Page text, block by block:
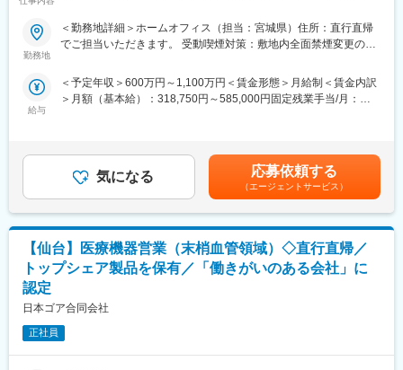
《既設新規先》
分割払いでの取引を提案し、医療機器の円滑な導入や、省エネ設
備の導入など施設運営の効率化をサポートする等、幅広い提案に
当社は医療機器だけではなく、不動産リースや銀行・金融リー
ス、事業コンサルティングなど、クリニックの開業支援や経営に
対して幅広く提案ができるため、当社で完結させることが可能で
【研修体制】
配属店で2ヶ月の研修があり、リースや医療業界の基礎知識、OJT
での外訪・事務処理を習得いただきます。
【おすすめポイント】
医療機関にとって、施設運営に関わる機器や物品などは金額が大
きく経営にも大きな影響を与えます。当社のリース提案を通じ
＼MR経験が活かせます／
これまでMRの方に多く入社頂いており、がん領域の最先端治療機
器（非侵襲デバイス）を保有しており、抗がん剤で効果が得られ
■業務内容：
・大学病院などに所属する医師に対して、実際の症例をベースに
した適切な情報提供・適正使用の推進
・医療機関との賃貸借契約の契約締結と与信管理
・医療機器に対して使用成績調査等のPMS業務
・治療開始時における機器の手配、医療機関や社内各部署との調
整
主に大学病院や基幹病院の医師や医療従事者に対して、実際の症
例と治療方針を確認しながら製品の情報提供と患者状態に合わせ
た提案活動を行います。また製品の処方時には施設との契約締結
勤務地
＜勤務地詳細＞ホームオフィス（担当：宮城県）住所：直行直帰
でご担当いただきます。 受動喫煙対策：敷地内全面禁煙変更の範
給与
＜予定年収＞600万円～1,100万円＜賃金形態＞月給制＜賃金内訳
＞月額（基本給）：318,750円～585,000円固定残業手当/月：
賞与実績:前年度実績（年間給与の15％）賃金はあくまでも目安の
金額であり、選考を通じて上下する可能性があります。月給(月額)
は固定手当を含めた表記です。
気になる 応募依頼する
（エージェントサービス）
【仙台】医療機器営業（末梢血管領域）◇直行直帰／
トップシェア製品を保有／「働きがいのある会社」に
認定
日本ゴア合同会社
正社員